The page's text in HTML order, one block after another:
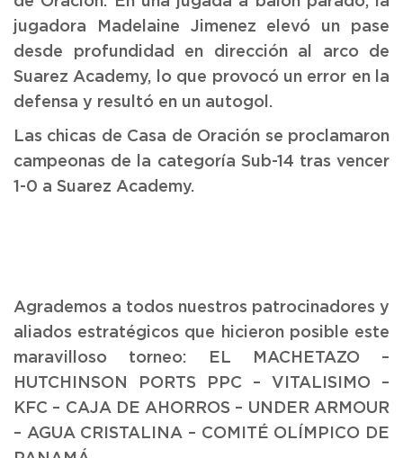
jugadora Madelaine Jimenez elevó un pase
desde profundidad en dirección al arco de
Suarez Academy, lo que provocó un error en la
defensa y resultó en un autogol.
Las chicas de Casa de Oración se proclamaron
campeonas de la categoría Sub-14 tras vencer
1-0 a Suarez Academy.
Agrademos a todos nuestros patrocinadores y
aliados estratégicos que hicieron posible este
maravilloso torneo: EL MACHETAZO –
HUTCHINSON PORTS PPC – VITALISIMO –
KFC – CAJA DE AHORROS – UNDER ARMOUR
– AGUA CRISTALINA – COMITÉ OLÍMPICO DE